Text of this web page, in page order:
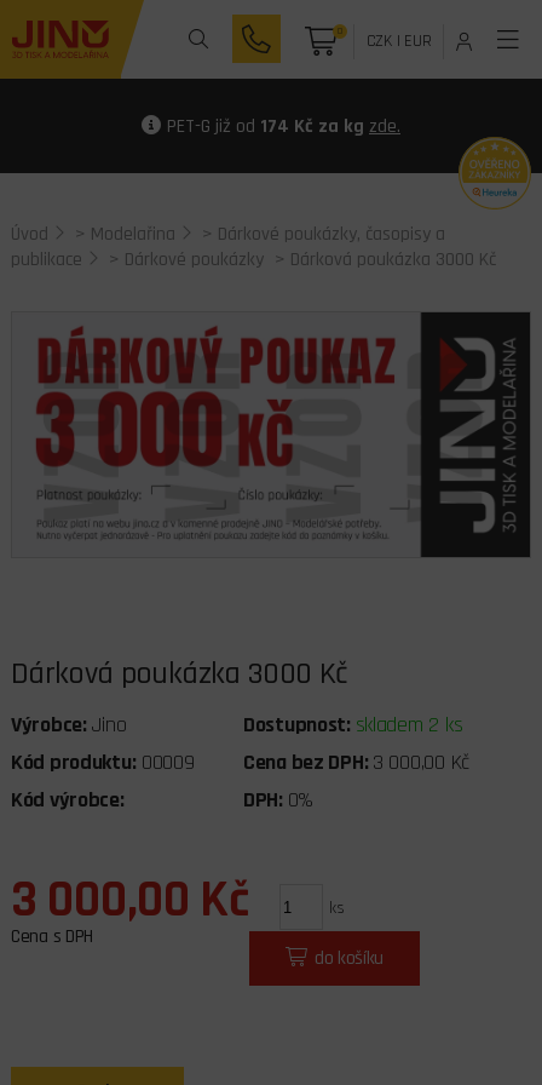
0 CZK| EUR
PET-G již od 174 Kč za kg zde.
Úvod > Modelařina > Dárkové poukázky, časopisy a
publikace
> Dárkové poukázky > Dárková poukázka 3000 Kč
Dárková poukázka 3000 Kč
Výrobce: Jino Dostupnost: skladem 2 ks
Kód produktu: 00009 Cena bez DPH: 3 000,00 Kč
Kód výrobce:
DPH: 0%
3 000,00 Kč
Cena s DPH
ks
do košíku